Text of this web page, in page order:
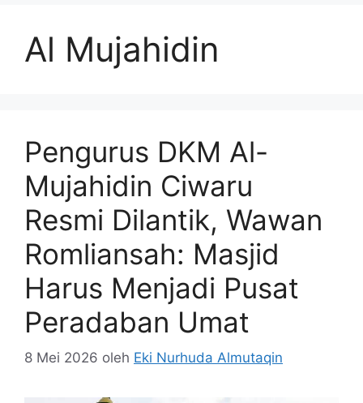
Al Mujahidin
Pengurus DKM Al-
Mujahidin Ciwaru
Resmi Dilantik, Wawan
Romliansah: Masjid
Harus Menjadi Pusat
Peradaban Umat
8 Mei 2026 oleh Eki Nurhuda Almutaqin